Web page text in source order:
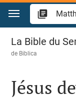
Aller vers contenu
Matthieu 27
La Bible du
de Biblica
Jésus